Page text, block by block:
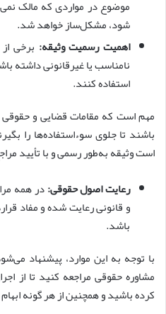
موضوع در مواردی که مالک
شود، مشکل‌ساز خواهد شد.
اهمیت رسمیت وثیقه: برخی
نامناسب یا غیرقانونی داشته
استفاده کنند.
مهم است که مقامات قضایی و حقوقی
باشند تا جلوی سوءاستفاده‌ها را
است وثیقه به‌طور رسمی و با تأیید
رعایت اصول حقوقی:در همه
و قانونی رعایت شده و مفاد
باشد.
با توجه به این موارد، پیشنهاد
مشاوره حقوقی مراجعه کنید تا از
کرده باشید و همچنین از هر گونه